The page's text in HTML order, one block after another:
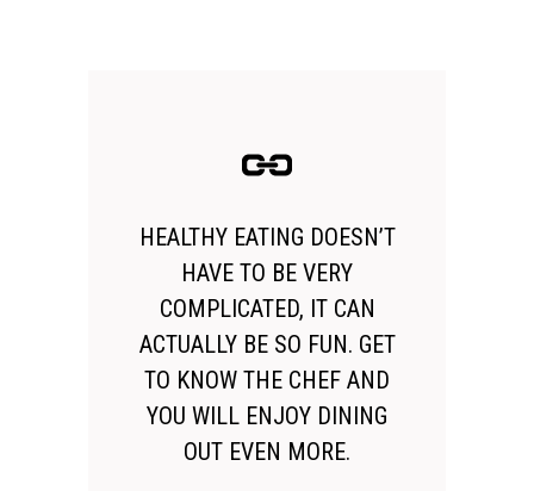
HEALTHY EATING DOESN’T
HAVE TO BE VERY
COMPLICATED, IT CAN
ACTUALLY BE SO FUN. GET
TO KNOW THE CHEF AND
YOU WILL ENJOY DINING
OUT EVEN MORE.